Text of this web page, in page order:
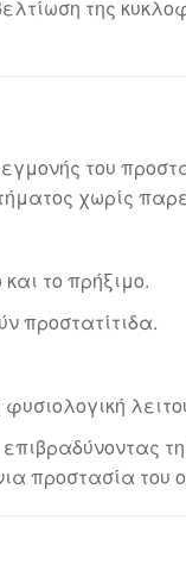
της
του
χωρίς
το πρήξιμο.
προστατίτιδα.
προστασία του